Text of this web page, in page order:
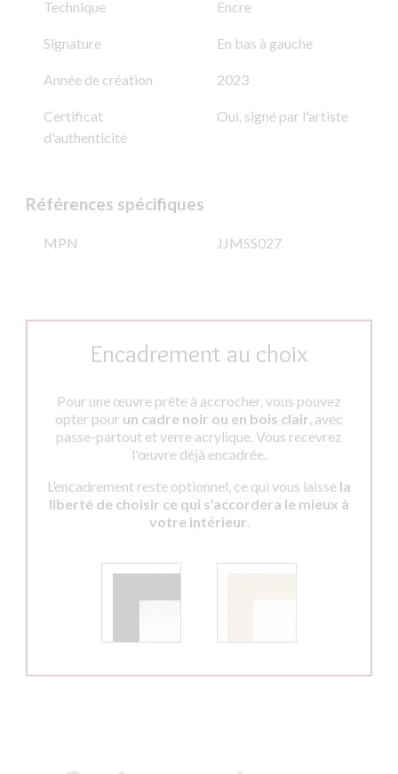
Technique Encre
Signature En bas à gauche
Année de création 2023
Certificat
d'authenticité
Oui, signé par l'artiste
Références spécifiques
MPN JJMSS027
Encadrement au choix
Pour une œuvre prête à accrocher, vous pouvez
opter pour un cadre noir ou en bois clair, avec
passe-partout et verre acrylique. Vous recevrez
l'œuvre déjà encadrée.
L’encadrement reste optionnel, ce qui vous laisse la
liberté de choisir ce qui s’accordera le mieux à
votre intérieur.